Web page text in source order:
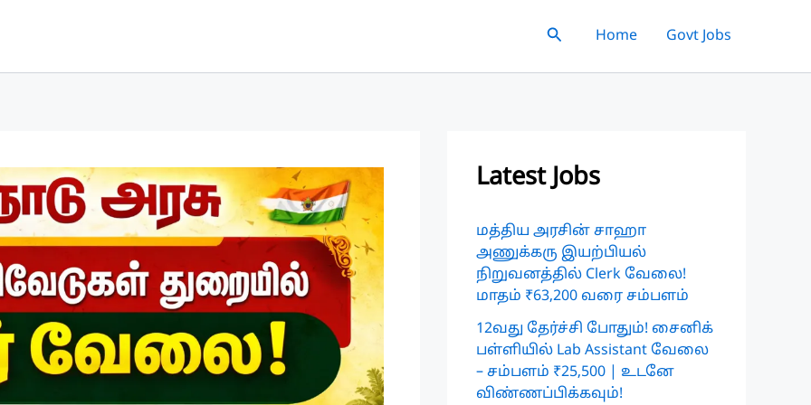
SearchHome Govt Jobs
Latest Jobs
மத்திய அரசின் சாஹா
அணுக்கரு இயற்பியல்
நிறுவனத்தில் Clerk வேலை!
மாதம் ₹63,200 வரை சம்பளம்
12வது தேர்ச்சி போதும்! சைனிக்
பள்ளியில் Lab Assistant வேலை
– சம்பளம் ₹25,500 | உடனே
விண்ணப்பிக்கவும்!